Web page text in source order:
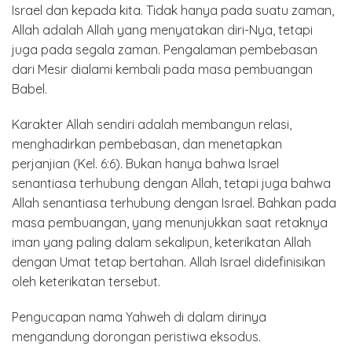
Israel dan kepada kita. Tidak hanya pada suatu zaman,
Allah adalah Allah yang menyatakan diri-Nya, tetapi
juga pada segala zaman. Pengalaman pembebasan
dari Mesir dialami kembali pada masa pembuangan
Babel.
Karakter Allah sendiri adalah membangun relasi,
menghadirkan pembebasan, dan menetapkan
perjanjian (Kel. 6:6). Bukan hanya bahwa Israel
senantiasa terhubung dengan Allah, tetapi juga bahwa
Allah senantiasa terhubung dengan Israel. Bahkan pada
masa pembuangan, yang menunjukkan saat retaknya
iman yang paling dalam sekalipun, keterikatan Allah
dengan Umat tetap bertahan. Allah Israel didefinisikan
oleh keterikatan tersebut.
Pengucapan nama Yahweh di dalam dirinya
mengandung dorongan peristiwa eksodus.